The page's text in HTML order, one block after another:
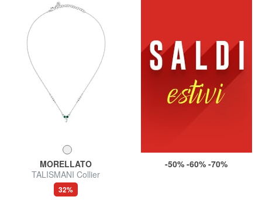
MORELLATO
TALISMANI Collier
32%
-50% -60% -70%